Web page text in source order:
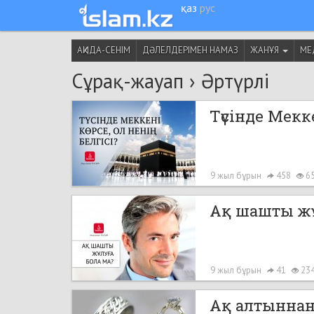
қаз рус
АҚИДА-СЕНІМ ДӘЛЕЛДЕРІМЕН НАМАЗ ЖАНҰЯ
Сұрақ-жауап › Әртүрлі
Түсінде
9 жыл бұрын 458
Ақ шашты
9 жыл бұрын 41
Ақ алтыннан